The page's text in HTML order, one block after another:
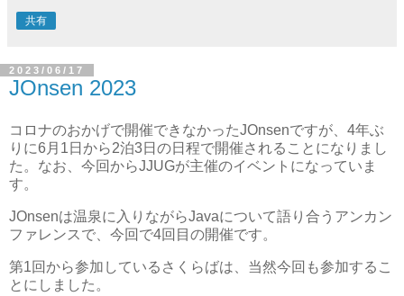
共有
2023/06/17
JOnsen 2023
コロナのおかげで開催できなかったJOnsenですが、4年ぶ
りに6月1日から2泊3日の日程で開催されることになりまし
た。なお、今回からJJUGが主催のイベントになっていま
す。
JOnsenは温泉に入りながらJavaについて語り合うアンカン
ファレンスで、今回で4回目の開催です。
第1回から参加しているさくらばは、当然今回も参加するこ
とにしました。